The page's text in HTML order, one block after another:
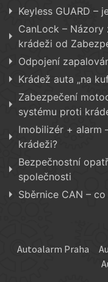
Keyless GUARD –
CanLock –
krádeži od
Odpojení
Krádež auta „na
Zabezpečení
systému proti
Imobilizér + alarm
krádeži?
Bezpečnostní
společnosti
Sběrnice CAN –
Autoalarm Praha